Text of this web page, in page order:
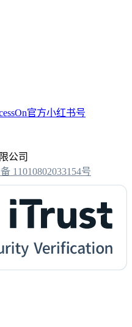
公司
11010802033154号